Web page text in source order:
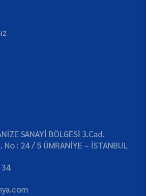
SANAYİ BÖLGESİ 3.Cad.
: 24 / 5 ÜMRANİYE – İSTANBUL